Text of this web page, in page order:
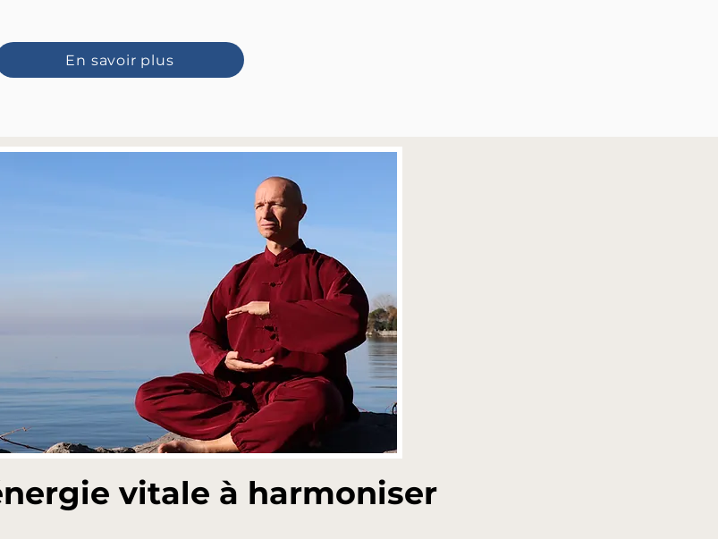
En savoir plus
vitale à harmoniser